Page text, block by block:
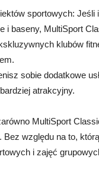
sportowych: Jeśli
i baseny, MultiSport
klubów
sobie dodatkowe
atrakcyjny.
MultiSport
względu na to,
i zajęć